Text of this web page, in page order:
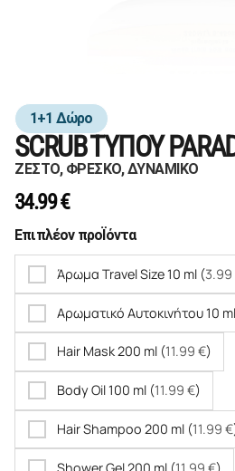
1+1 Δώρο
SCRUB TΥΠΟΥ
ΖΕΣΤΟ, ΦΡΕΣΚΟ, ΔΥΝΑΜΙΚΟ
34.99€
Επιπλέον προΪόντα
Άρωμα Travel Size 10 ml (3.99
Αρωματικό Αυτοκινήτου 10
Hair Mask 200 ml (11.99 €)
Body Oil 100 ml (11.99 €)
Hair Shampoo 200 ml (11.99 €